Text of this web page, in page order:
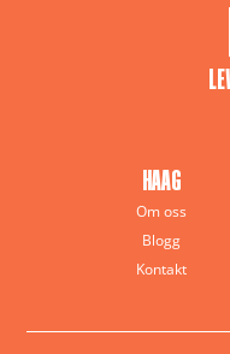
HAAG
Om oss
Blogg
Kontakt